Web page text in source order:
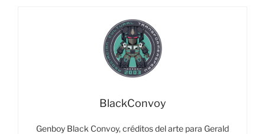
BlackConvoy
Genboy Black Convoy, créditos del arte para Gerald